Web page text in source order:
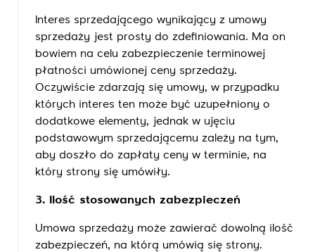
Interes sprzedającego wynikający z umowy
sprzedaży jest prosty do zdefiniowania. Ma on
bowiem na celu zabezpieczenie terminowej
płatności umówionej ceny sprzedaży.
Oczywiście zdarzają się umowy, w przypadku
których interes ten może być uzupełniony o
dodatkowe elementy, jednak w ujęciu
podstawowym sprzedającemu zależy na tym,
aby doszło do zapłaty ceny w terminie, na
który strony się umówiły.
3. Ilość stosowanych zabezpieczeń
Umowa sprzedaży może zawierać dowolną ilość
zabezpieczeń, na którą umówią się strony.